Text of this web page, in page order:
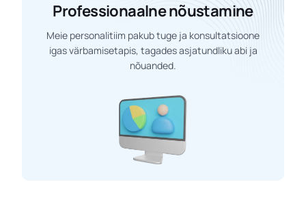
Professionaalne nõustamine
Meie personalitiim pakub tuge ja konsultatsioone
igas värbamisetapis, tagades asjatundliku abi ja
nõuanded.